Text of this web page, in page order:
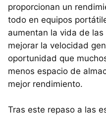
proporcionan un
todo en equipos
aumentan la vida de
mejorar la velocidad
oportunidad que
menos espacio de
mejor rendimiento.
Tras este repaso a las